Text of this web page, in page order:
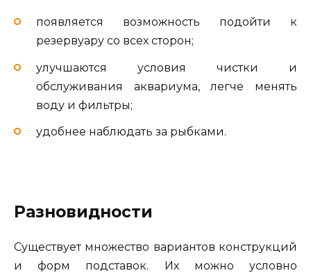
появляется возможность подойти к
резервуару со всех сторон;
улучшаются условия чистки и
обслуживания аквариума, легче менять
воду и фильтры;
удобнее наблюдать за рыбками.
Разновидности
Существует множество вариантов конструкций
и форм подставок. Их можно условно